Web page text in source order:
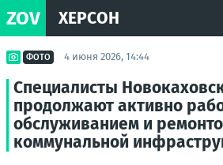
ZOV ХЕРСОН
ФОТО 4 июня 2026, 14:44
Специалисты
продолжают активно
обслуживанием и
коммунальной